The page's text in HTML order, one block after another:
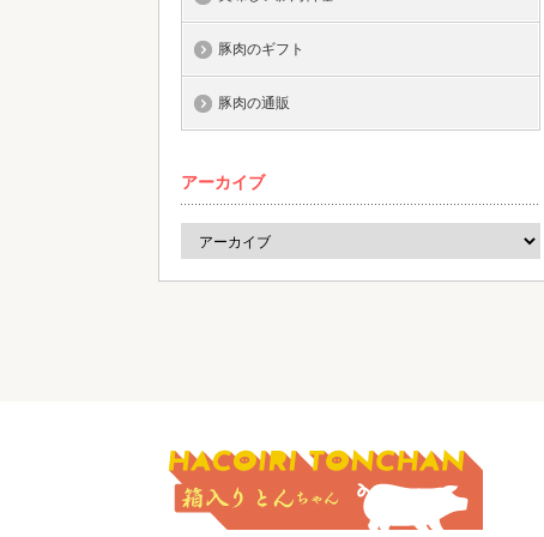
豚肉のギフト
豚肉の通販
アーカイブ